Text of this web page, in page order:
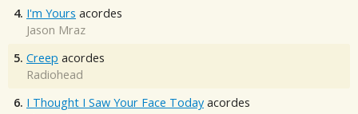
4. I'm Yours acordes
Jason Mraz
5. Creep acordes
Radiohead
6. I Thought I Saw Your Face Today acordes